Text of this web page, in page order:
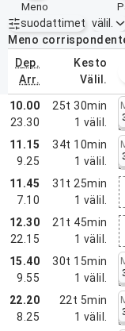
meno
suodattimet
Aktiiviset
välil.
Meno
dep.
arr.
kesto
välil.
elokuuta 2026
10.00
23.30
25t 30min
1 välil.
11.15
9.25
34t 10min
1 välil.
11.45
7.10
31t 25min
1 välil.
12.30
22.15
21t 45min
1 välil.
15.40
9.55
30t 15min
1 välil.
22.20
8.25
22t 5min
1 välil.